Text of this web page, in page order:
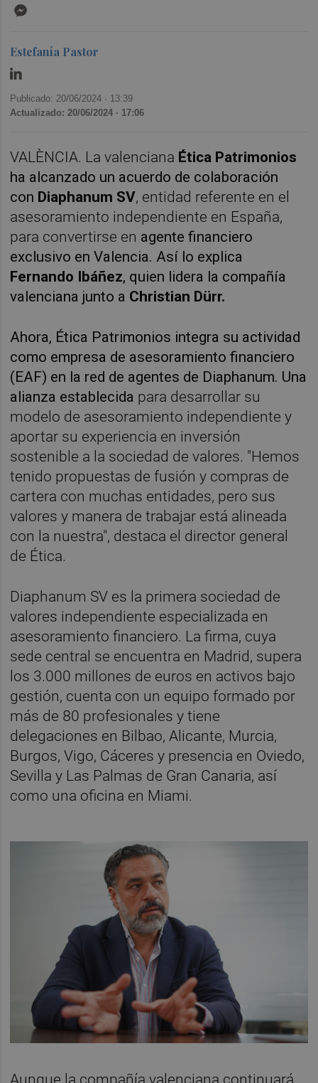
Estefanía Pastor
Publicado: 20/06/2024 · 13:39
Actualizado: 20/06/2024 · 17:06
VALÈNCIA. La valenciana Ética Patrimonios
ha alcanzado un acuerdo de colaboración
con Diaphanum SV, entidad referente en el
asesoramiento independiente en España,
para convertirse en agente financiero
exclusivo en Valencia. Así lo explica
Fernando Ibáñez, quien lidera la compañía
valenciana junto a Christian Dürr.
Ahora, Ética Patrimonios integra su actividad
como empresa de asesoramiento financiero
(EAF) en la red de agentes de Diaphanum. Una
alianza establecida para desarrollar su
modelo de asesoramiento independiente y
aportar su experiencia en inversión
sostenible a la sociedad de valores. "Hemos
tenido propuestas de fusión y compras de
cartera con muchas entidades, pero sus
valores y manera de trabajar está alineada
con la nuestra", destaca el director general
de Ética.
Diaphanum SV es la primera sociedad de
valores independiente especializada en
asesoramiento financiero. La firma, cuya
sede central se encuentra en Madrid, supera
los 3.000 millones de euros en activos bajo
gestión, cuenta con un equipo formado por
más de 80 profesionales y tiene
delegaciones en Bilbao, Alicante, Murcia,
Burgos, Vigo, Cáceres y presencia en Oviedo,
Sevilla y Las Palmas de Gran Canaria, así
como una oficina en Miami.
Aunque la compañía valenciana continuará